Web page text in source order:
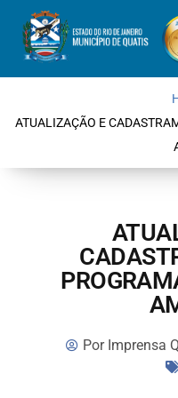
ATUALIZAÇÃO E
PorImprensa